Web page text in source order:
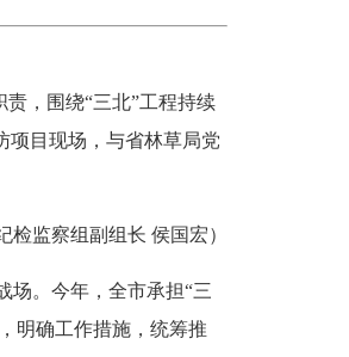
，围绕“三北”工程持续
项目现场，与省林草局党
监察组副组长 侯国宏）
。今年，全市承担“三
明确工作措施，统筹推